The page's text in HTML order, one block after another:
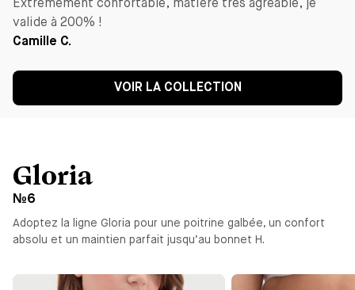
Extrêmement confortable, matière très agréable, je
valide à 200% !
Camille C.
VOIR LA COLLECTION
Gloria
№6
Adoptez la ligne Gloria pour une poitrine galbée, un confort
absolu et un maintien parfait jusqu’au bonnet H.